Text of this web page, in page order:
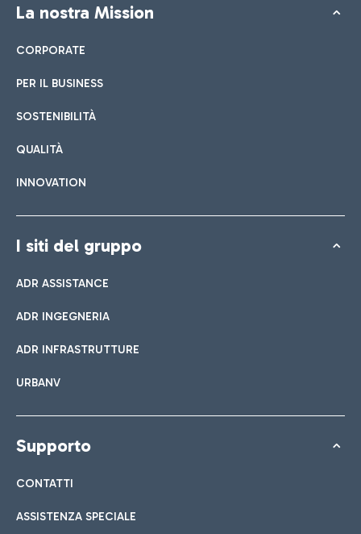
La nostra Mission
CORPORATE
PER IL BUSINESS
SOSTENIBILITÀ
QUALITÀ
INNOVATION
I siti del gruppo
ADR ASSISTANCE
ADR INGEGNERIA
ADR INFRASTRUTTURE
URBANV
Supporto
CONTATTI
ASSISTENZA SPECIALE